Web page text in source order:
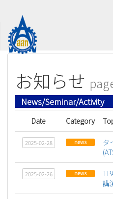
お知らせ
News/Seminar/Activity
Date Category
2025-02-28 news
タ
2025-02-26 news
講